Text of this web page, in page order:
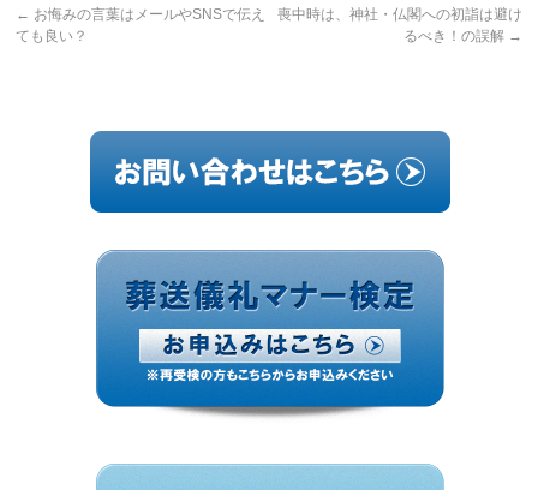
← お悔みの言葉はメールやSNSで伝え
ても良い？
喪中時は、神社・仏閣への初詣は避け
るべき！の誤解 →